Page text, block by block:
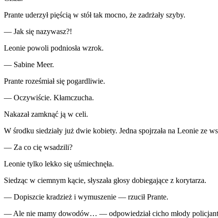
Prante uderzył pięścią w stół tak mocno, że zadrżały szyby.
— Jak się nazywasz?!
Leonie powoli podniosła wzrok.
— Sabine Meer.
Prante roześmiał się pogardliwie.
— Oczywiście. Kłamczucha.
Nakazał zamknąć ją w celi.
W środku siedziały już dwie kobiety. Jedna spojrzała na Leonie ze
— Za co cię wsadzili?
Leonie tylko lekko się uśmiechnęła.
Siedząc w ciemnym kącie, słyszała głosy dobiegające z korytarza.
— Dopiszcie kradzież i wymuszenie — rzucił Prante.
— Ale nie mamy dowodów… — odpowiedział cicho młody